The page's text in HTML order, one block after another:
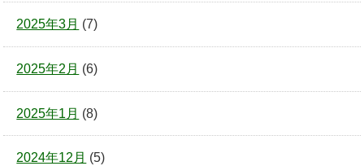
2025年3月 (7)
2025年2月 (6)
2025年1月 (8)
2024年12月 (5)